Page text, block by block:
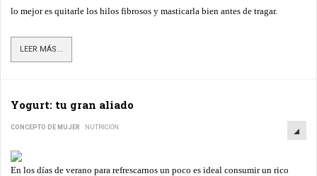
lo mejor es quitarle los hilos fibrosos y masticarla bien antes de tragar.
LEER MÁS...
Yogurt: tu gran aliado
CONCEPTO DE MUJER NUTRICIÓN
En los días de verano para refrescarnos un poco es ideal consumir un rico